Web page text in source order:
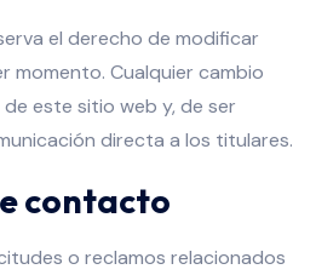
el derecho de modificar
momento. Cualquier cambio
este sitio web y, de ser
directa a los titulares.
contacto
o reclamos relacionados